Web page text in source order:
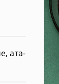
ата-